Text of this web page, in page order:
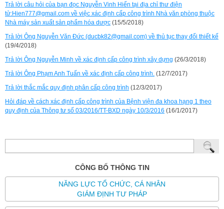
Trả lời câu hỏi của bạn đọc Nguyễn Vinh Hiển tại địa chỉ thư điện
tử:Hien777@gmail.com về việc xác định cấp công trình Nhà văn phòng thuộc
Nhà máy sản xuất sản phẩm hóa dược (15/5/2018)
Trả lời Ông Nguyễn Văn Đức (ducbk82@gmail.com) về thủ tục thay đổi thiết kế
(19/4/2018)
Trả lời Ông Nguyễn Minh về xác định cấp công trình xây dựng (26/3/2018)
Trả lời Ông Phạm Anh Tuấn về xác định cấp công trình. (12/7/2017)
Trả lời thắc mắc quy định phân cấp công trình (12/3/2017)
Hỏi đáp về cách xác định cấp công trình của Bệnh viện đa khoa hạng 1 theo
quy định của Thông tư số 03/2016/TT-BXD ngày 10/3/2016 (16/1/2017)
CÔNG BỐ THÔNG TIN
NĂNG LỰC TỔ CHỨC, CÁ NHÂN
GIÁM ĐỊNH TƯ PHÁP